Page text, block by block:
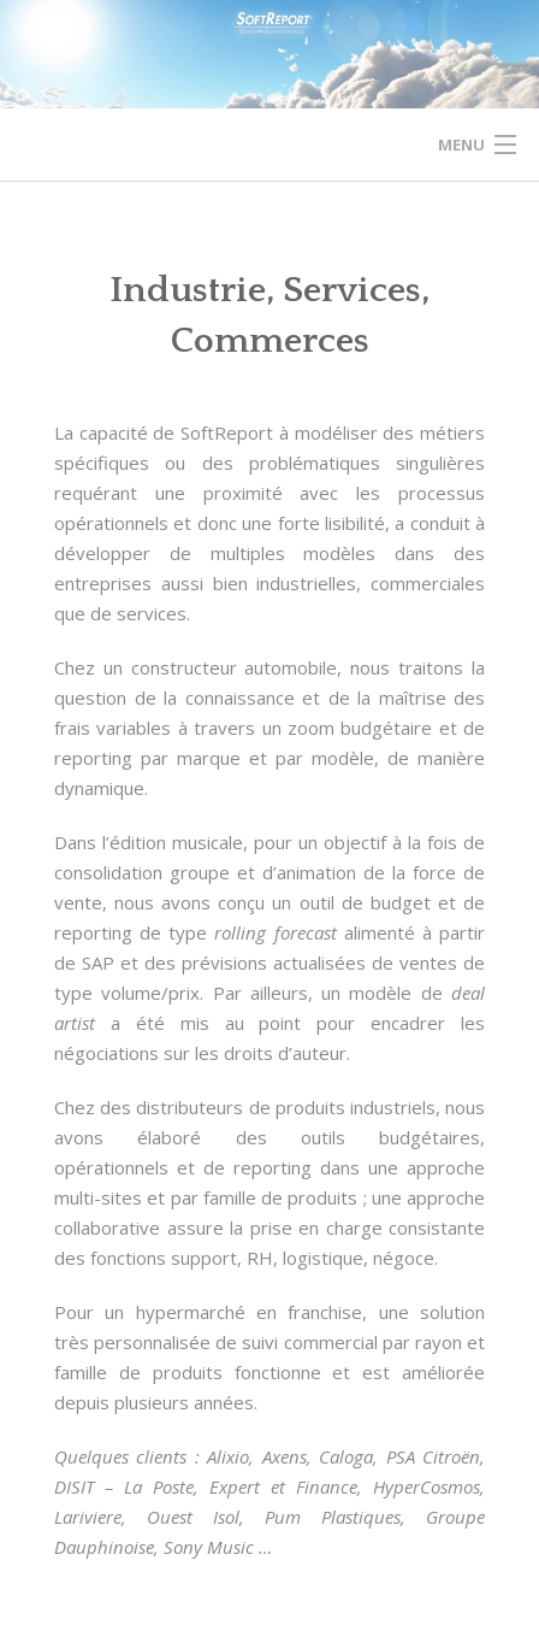
MENU
SECTEURS D’INTERVENTION
EXPERTISE
À PROPOS DE …
CONTACT
Industrie, Services,
Commerces
La capacité de SoftReport à modéliser des métiers
spécifiques ou des problématiques singulières
requérant une proximité avec les processus
opérationnels et donc une forte lisibilité, a conduit à
développer de multiples modèles dans des
entreprises aussi bien industrielles, commerciales
que de services.
Chez un constructeur automobile, nous traitons la
question de la connaissance et de la maîtrise des
frais variables à travers un zoom budgétaire et de
reporting par marque et par modèle, de manière
dynamique.
Dans l’édition musicale, pour un objectif à la fois de
consolidation groupe et d’animation de la force de
vente, nous avons conçu un outil de budget et de
reporting de typerolling forecastalimenté à partir
de SAP et des prévisions actualisées de ventes de
type volume/prix. Par ailleurs, un modèle de deal
artista été mis au point pour encadrer les
négociations sur les droits d’auteur.
Chez des distributeurs de produits industriels, nous
avons élaboré des outils budgétaires,
opérationnels et de reporting dans une approche
multi-sites et par famille de produits ; une approche
collaborative assure la prise en charge consistante
des fonctions support, RH, logistique, négoce.
Pour un hypermarché en franchise, une solution
très personnalisée de suivi commercial par rayon et
famille de produits fonctionne et est améliorée
depuis plusieurs années.
Quelques clients : Alixio, Axens, Caloga, PSA Citroën,
DISIT – La Poste, Expert et Finance, HyperCosmos,
Lariviere, Ouest Isol, Pum Plastiques, Groupe
Dauphinoise, Sony Music …